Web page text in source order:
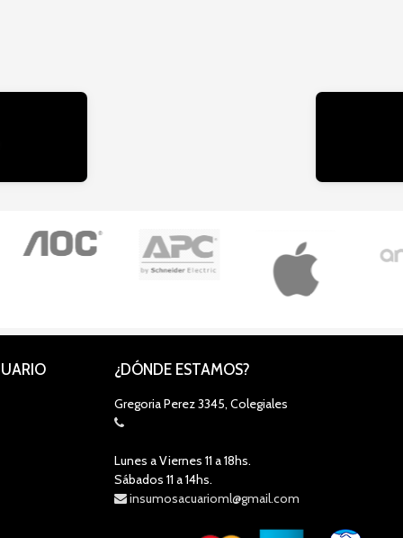
¿DÓNDE ESTAMOS?
Gregoria Perez 3345, Colegiales
Lunes a Viernes 11 a 18hs.
Sábados 11 a 14hs.
insumosacuarioml@gmail.com